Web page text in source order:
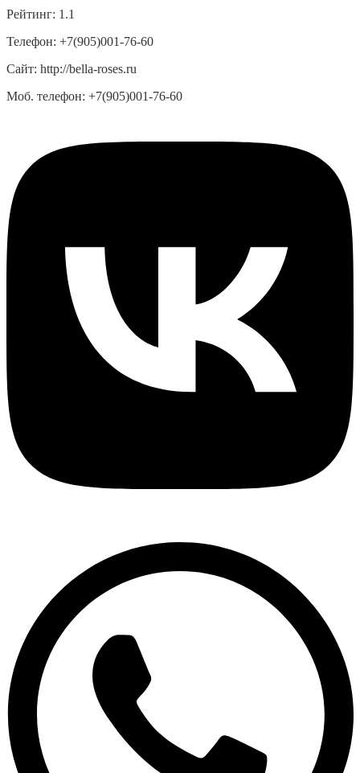
Рейтинг: 1.1
Телефон: +7(905)001-76-60
Сайт: http://bella-roses.ru
Моб. телефон: +7(905)001-76-60